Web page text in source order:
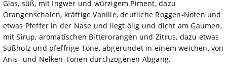
Glas, süß, mit Ingwer und würzigem Piment, dazu
Orangenschalen, kräftige Vanille, deutliche Roggen-Noten und
etwas Pfeffer in der Nase und liegt ölig und dicht am Gaumen,
mit Sirup, aromatischen Bitterorangen und Zitrus, dazu etwas
Süßholz und pfeffrige Töne, abgerundet in einem weichen, von
Anis- und Nelken-Tönen durchzogenen Abgang.